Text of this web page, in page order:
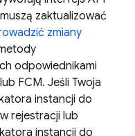
zaktualizować
zmiany
odpowiednikami
FCM. Jeśli Twoja
instancji do
rejestracji lub
instancji do